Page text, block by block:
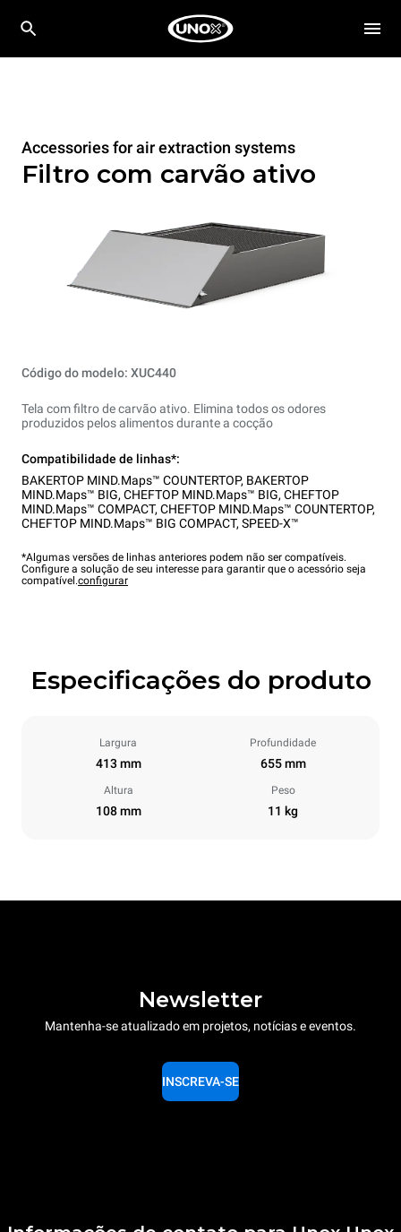
Accessories for air extraction systems
Filtro com carvão ativo
Código do modelo: XUC440
Tela com filtro de carvão ativo. Elimina todos os odores
produzidos pelos alimentos durante a cocção
Compatibilidade de linhas*:
BAKERTOP MIND.Maps™ COUNTERTOP, BAKERTOP
MIND.Maps™ BIG, CHEFTOP MIND.Maps™ BIG, CHEFTOP
MIND.Maps™ COMPACT, CHEFTOP MIND.Maps™ COUNTERTOP,
CHEFTOP MIND.Maps™ BIG COMPACT, SPEED-X™
*Algumas versões de linhas anteriores podem não ser compatíveis.
Configure a solução de seu interesse para garantir que o acessório seja
compatível.configurar
Especificações do produto
Largura
413 mm
Profundidade
655 mm
Altura
108 mm
Peso
11 kg
Newsletter
Mantenha-se atualizado em projetos, notícias e eventos.
INSCREVA-SE